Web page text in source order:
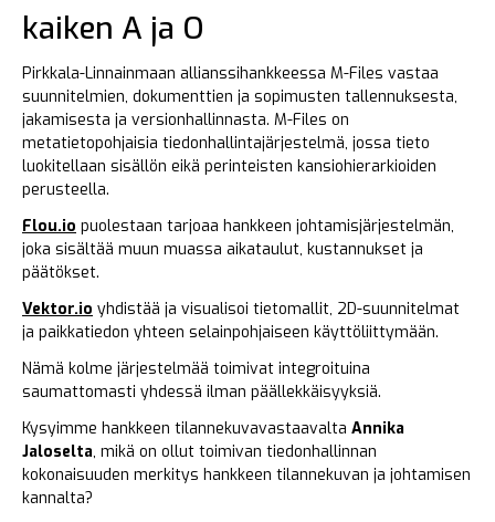
kaiken A ja O
Pirkkala-Linnainmaan allianssihankkeessa M-Files vastaa
suunnitelmien, dokumenttien ja sopimusten tallennuksesta,
jakamisesta ja versionhallinnasta. M-Files on
metatietopohjaisia tiedonhallintajärjestelmä, jossa tieto
luokitellaan sisällön eikä perinteisten kansiohierarkioiden
perusteella.
Flou.io puolestaan tarjoaa hankkeen johtamisjärjestelmän,
joka sisältää muun muassa aikataulut, kustannukset ja
päätökset.
Vektor.io yhdistää ja visualisoi tietomallit, 2D-suunnitelmat
ja paikkatiedon yhteen selainpohjaiseen käyttöliittymään.
Nämä kolme järjestelmää toimivat integroituina
saumattomasti yhdessä ilman päällekkäisyyksiä.
Kysyimme hankkeen tilannekuvavastaavalta Annika
Jaloselta, mikä on ollut toimivan tiedonhallinnan
kokonaisuuden merkitys hankkeen tilannekuvan ja johtamisen
kannalta?